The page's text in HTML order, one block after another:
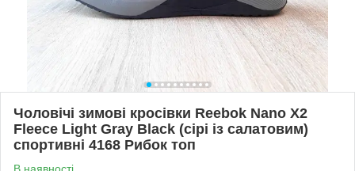
Чоловічі зимові кросівки Reebok Nano X2
Fleece Light Gray Black (сірі із салатовим)
спортивні 4168 Рибок топ
В наявності